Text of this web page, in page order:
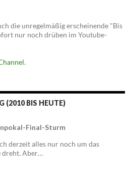
die unregelmäßig erscheinende "Bis
nur noch drüben im Youtube-
.
(2010 BIS HEUTE)
Final-Sturm
derzeit alles nur noch um das
dreht. Aber…